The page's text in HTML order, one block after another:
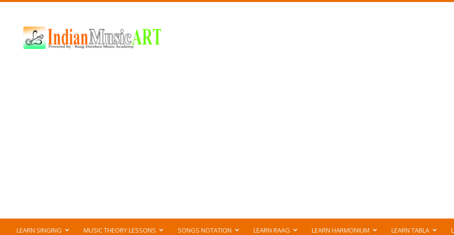
Music
ART
LEARN SINGING MUSIC THEORY LESSONS SONGS NOTATION LEARN RAAG LEARN HARMONIUM LEARN TABLA